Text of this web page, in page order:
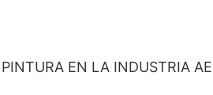
EN LA INDUSTRIA